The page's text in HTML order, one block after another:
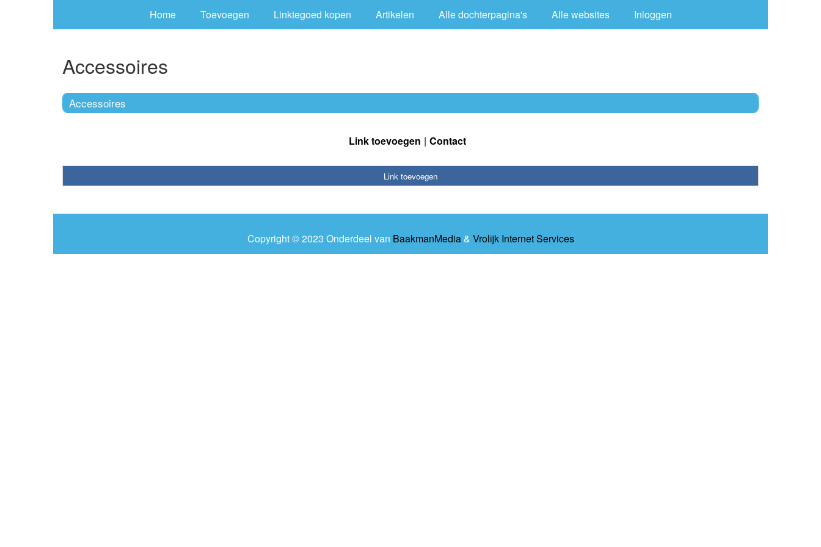
Home Toevoegen Linktegoed kopen Artikelen Alle dochterpagina's Alle websites Inloggen
Accessoires
Accessoires
Link toevoegen Contact
Link toevoegen
Copyright © 2023 Onderdeel van BaakmanMedia& Vrolijk Internet Services